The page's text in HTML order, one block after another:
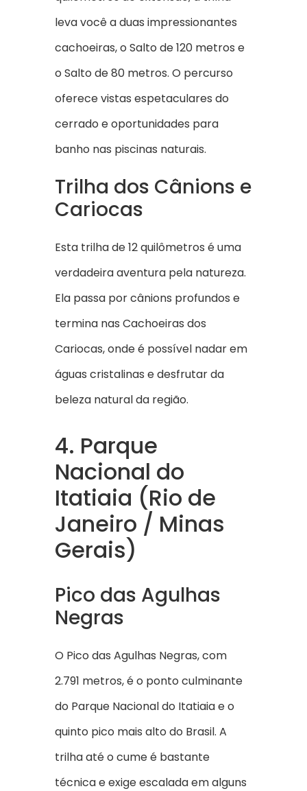
leva você a duas impressionantes
cachoeiras, o Salto de 120 metros e
o Salto de 80 metros. O percurso
oferece vistas espetaculares do
cerrado e oportunidades para
banho nas piscinas naturais.
Trilha dos Cânions e
Cariocas
Esta trilha de 12 quilômetros é uma
verdadeira aventura pela natureza.
Ela passa por cânions profundos e
termina nas Cachoeiras dos
Cariocas, onde é possível nadar em
águas cristalinas e desfrutar da
beleza natural da região.
4. Parque
Nacional do
Itatiaia (Rio de
Janeiro / Minas
Gerais)
Pico das Agulhas
Negras
O Pico das Agulhas Negras, com
2.791 metros, é o ponto culminante
do Parque Nacional do Itatiaia e o
quinto pico mais alto do Brasil. A
trilha até o cume é bastante
técnica e exige escalada em alguns